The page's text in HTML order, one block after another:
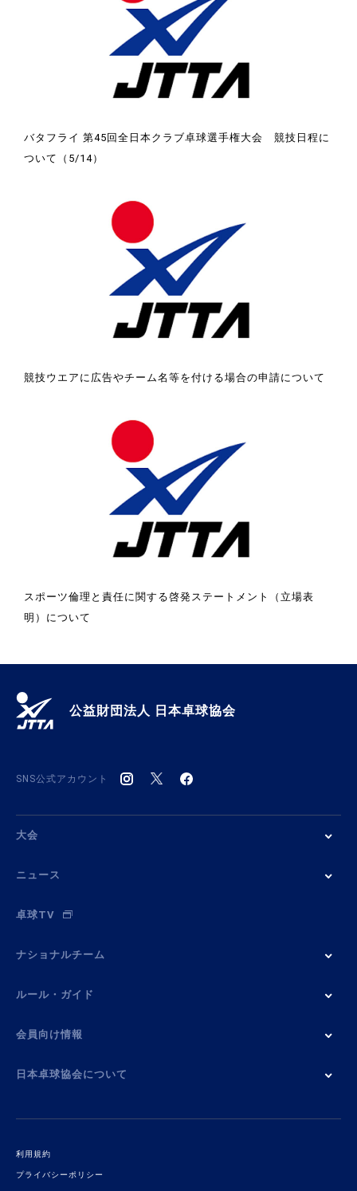
バタフライ 第45回全日本クラブ卓球選手権大会 競技日程に
ついて（5/14）
競技ウエアに広告やチーム名等を付ける場合の申請について
スポーツ倫理と責任に関する啓発ステートメント（立場表
明）について
公益財団法人 日本卓球協会
SNS公式アカウント
大会
ニュース
卓球TV
ナショナルチーム
ルール・ガイド
会員向け情報
日本卓球協会について
利用規約
プライバシーポリシー